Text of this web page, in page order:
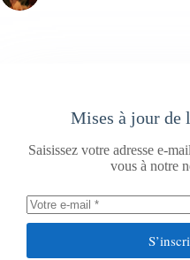
Mises à jour de
Saisissez votre adresse e-
vous à notre